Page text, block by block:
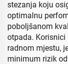
stezanja koju
optimalnu
poboljšanom
otpada.
radnom mjestu,
minimum rizik